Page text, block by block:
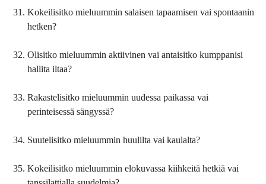
Kokeilisitko mieluummin salaisen tapaamisen vai spontaanin
hetken?
Olisitko mieluummin aktiivinen vai antaisitko kumppanisi
hallita iltaa?
Rakastelisitko mieluummin uudessa paikassa vai
perinteisessä sängyssä?
Suutelisitko mieluummin huulilta vai kaulalta?
Kokeilisitko mieluummin elokuvassa kiihkeitä hetkiä vai